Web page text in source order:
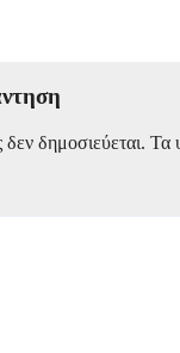
δημοσιεύεται. Τα